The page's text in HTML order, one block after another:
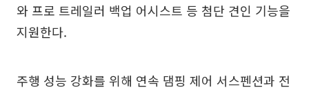
와 프로 트레일러 백업 어시스트 등 첨단 견인 기능을
지원한다.
주행 성능 강화를 위해 연속 댐핑 제어 서스펜션과 전